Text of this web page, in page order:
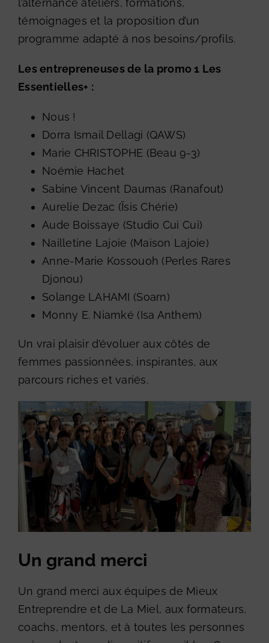
l’alternance ateliers, formations,
témoignages et la proposition d’un
programme adapté à nos besoins/profils.
Les entrepreneuses de la promo 1 Les
Essentielles+ :
Nous !
Dorra Ismail Dellagi (QAWS)
Marie CHRISTOPHE (Beau 9-3)
Noémie Hachet
Sabine Vincent Daumas (Ranafout)
Aurelie Dezac (Ïsis Chérie)
Aude Boissaye (Studio Cui Cui)
Nailletine Lajoie (Maison Lajoie)
Anne-Marie Kossouoh (Perles Rares
Djonou)
Solange LAHAMI (Soarn)
Monny E. Niamké (Isa Anthem)
Un vrai plaisir d’évoluer aux côtés de
femmes passionnées, inspirantes, aux
parcours riches et variés.
Un grand merci
Un grand merci aux équipes de Mieux
Entreprendre et de La Miel, aux formateurs,
coachs, mentors, et à toutes les personnes